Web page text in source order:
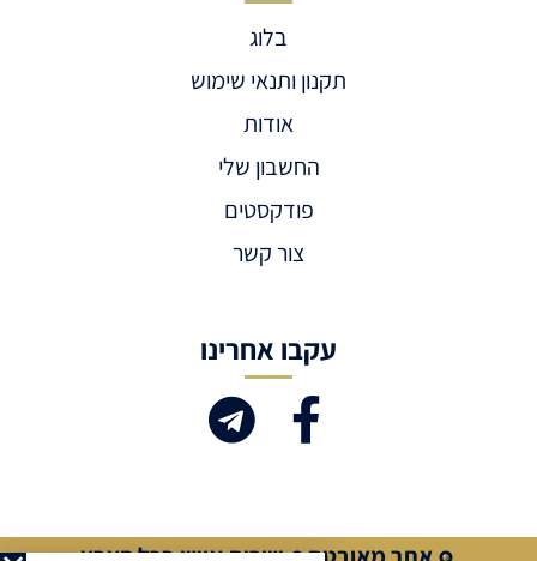
בלוג
תקנון ותנאי שימוש
אודות
החשבון שלי
פודקסטים
צור קשר
עקבו אחרינו